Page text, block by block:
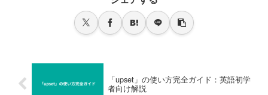
「upset」の使い方完全ガイド：英語初学
者向け解説